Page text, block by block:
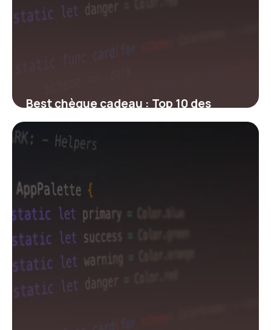
Best chèque cadeau : Top 10 des
meilleures cartes 2026
28 avril 2026